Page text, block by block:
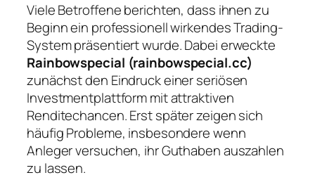
Viele Betroffene berichten, dass ihnen zu
Beginn ein professionell wirkendes Trading-
System präsentiert wurde. Dabei erweckte
Rainbowspecial (rainbowspecial.cc)
zunächst den Eindruck einer seriösen
Investmentplattform mit attraktiven
Renditechancen. Erst später zeigen sich
häufig Probleme, insbesondere wenn
Anleger versuchen, ihr Guthaben auszahlen
zu lassen.